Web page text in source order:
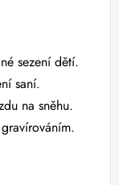
sezení dětí.
saní.
na sněhu.